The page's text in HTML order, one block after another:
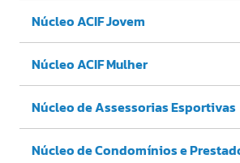
Núcleo ACIF Jovem
Núcleo ACIF Mulher
Núcleo de Assessorias Esportivas
Núcleo de Condomínios e